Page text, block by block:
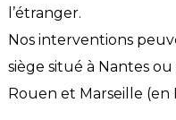
l’étranger.
Nos interventions
siège situé à Nantes
Rouen et Marseille (en